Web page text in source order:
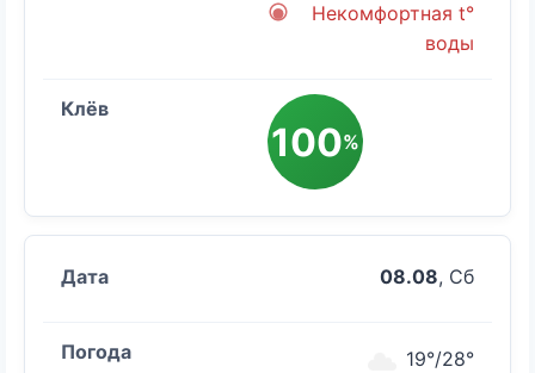
Некомфортная t°
воды
100%
08.08, Сб
19°/28°